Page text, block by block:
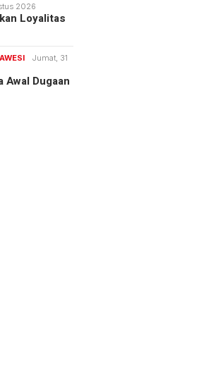
2026
Loyalitas
Jumat, 31
Awal Dugaan